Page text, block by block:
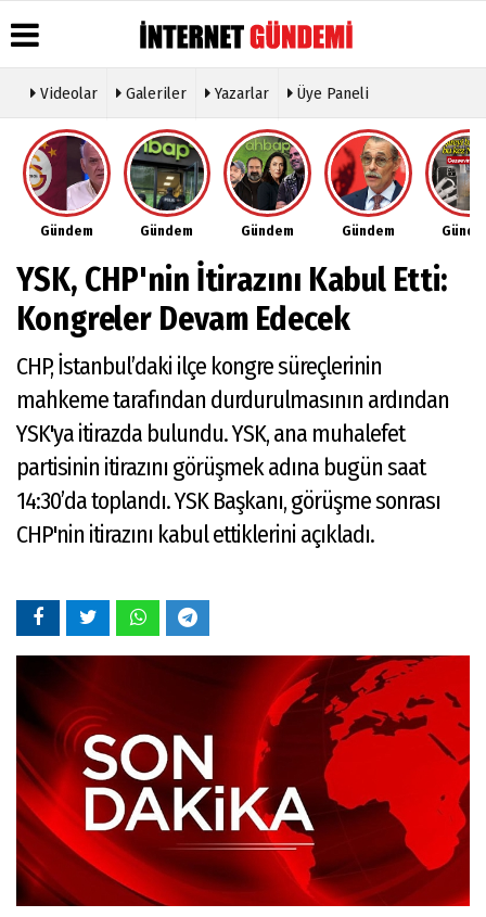
Üye Paneli
Haber
Arşivi
Gazete
Arşivi
Günün
Haberleri
Hava
Durumu
Gazete
Manşetleri
Anketler
Biyografiler
Köşe
Yazarları
Video
Galeri
Foto
Etkinlikler
Künye
İletişim
Çerez
Politikası
İlkeleri
Videolar Galeriler Yazarlar Üye Paneli
Gündem Gündem Gündem Gündem
YSK, CHP'nin İtirazını Kabul Etti:
Kongreler Devam Edecek
CHP, İstanbul’daki ilçe kongre süreçlerinin
mahkeme tarafından durdurulmasının ardından
YSK'ya itirazda bulundu. YSK, ana muhalefet
partisinin itirazını görüşmek adına bugün saat
14:30’da toplandı. YSK Başkanı, görüşme sonrası
CHP'nin itirazını kabul ettiklerini açıkladı.